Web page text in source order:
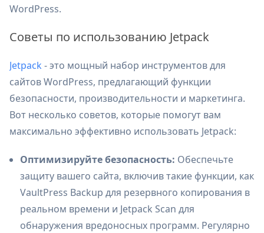
WordPress.
Советы по использованию Jetpack
Jetpack - это мощный набор инструментов для
сайтов WordPress, предлагающий функции
безопасности, производительности и маркетинга.
Вот несколько советов, которые помогут вам
максимально эффективно использовать Jetpack:
Оптимизируйте безопасность: Обеспечьте
защиту вашего сайта, включив такие функции, как
VaultPress Backup для резервного копирования в
реальном времени и Jetpack Scan для
обнаружения вредоносных программ. Регулярно